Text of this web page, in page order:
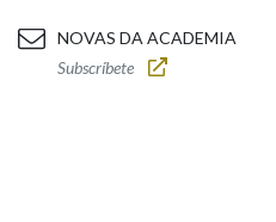
NOVAS DA ACADEMIA
Subscríbete